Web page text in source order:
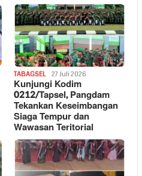
TABAGSEL 27 Juli 2026
Kunjungi Kodim
0212/Tapsel, Pangdam
Tekankan Keseimbangan
Siaga Tempur dan
Wawasan Teritorial